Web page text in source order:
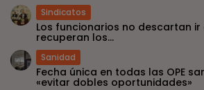
Sindicatos
Los funcionarios no descartan ir
recuperan los...
Sanidad
Fecha única en todas las OPE
«evitar dobles oportunidades»